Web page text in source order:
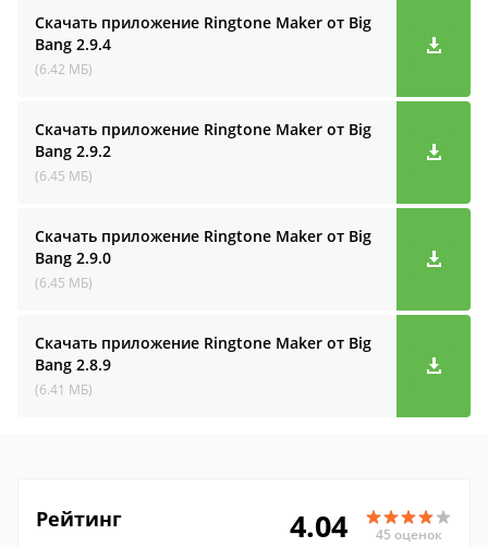
Скачать приложение Ringtone Maker от Big
Bang 2.9.4
(6.42 МБ)
Скачать приложение Ringtone Maker от Big
Bang 2.9.2
(6.45 МБ)
Скачать приложение Ringtone Maker от Big
Bang 2.9.0
(6.45 МБ)
Скачать приложение Ringtone Maker от Big
Bang 2.8.9
(6.41 МБ)
Рейтинг 4.04 45 оценок